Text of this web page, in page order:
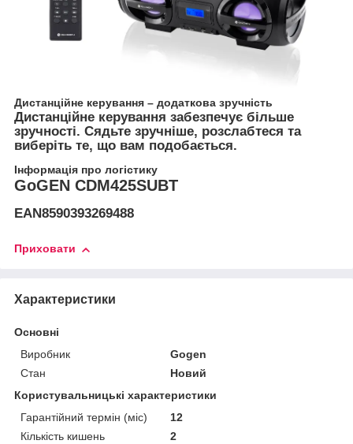
Дистанційне керування – додаткова зручність
Дистанційне керування забезпечує більше
зручності. Сядьте зручніше, розслабтеся та
виберіть те, що вам подобається.
Інформація про логістику
GoGEN CDM425SUBT
EAN8590393269488
Приховати
Характеристики
Основні
Виробник
Gogen
Стан
Новий
Користувальницькі характеристики
Гарантійний термін (міс)
12
Кількість кишень
2